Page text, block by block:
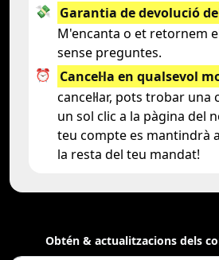
💸 Garantia de devolució
M'encanta o et retornem
sense preguntes.
⏰
Cancel·la en qualsevol
cancel·lar, pots trobar una
un sol clic a la pàgina del
teu compte es mantindrà
la resta del teu mandat!
Obtén & actualitzacions dels